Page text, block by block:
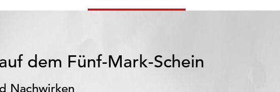
dem Fünf-Mark-Schein
Nachwirken